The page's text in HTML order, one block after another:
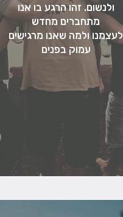
ולנשום. זהו הרגע בו אנו
מתחברים מחדש
לעצמנו ולמה שאנו מרגישים
עמוק בפנים